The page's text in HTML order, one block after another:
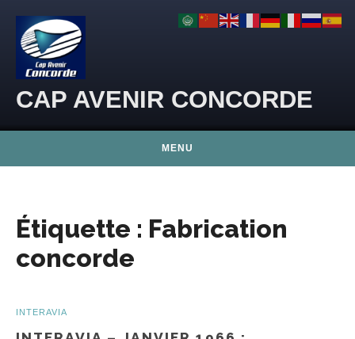
CAP AVENIR CONCORDE
MENU
Étiquette : Fabrication
concorde
INTERAVIA